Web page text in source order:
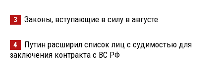
3 Законы, вступающие в силу в августе
4
Путин расширил список лиц с судимостью для
заключения контракта с ВС РФ